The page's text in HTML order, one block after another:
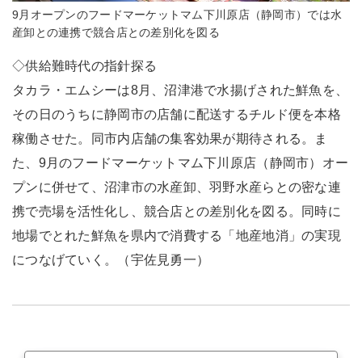
9月オープンのフードマーケットマム下川原店（静岡市）では水
産卸との連携で競合店との差別化を図る
◇供給難時代の指針探る
タカラ・エムシーは8月、沼津港で水揚げされた鮮魚を、
その日のうちに静岡市の店舗に配送するチルド便を本格
稼働させた。同市内店舗の集客効果が期待される。ま
た、9月のフードマーケットマム下川原店（静岡市）オー
プンに併せて、沼津市の水産卸、羽野水産らとの密な連
携で売場を活性化し、競合店との差別化を図る。同時に
地場でとれた鮮魚を県内で消費する「地産地消」の実現
につなげていく。（宇佐見勇一）